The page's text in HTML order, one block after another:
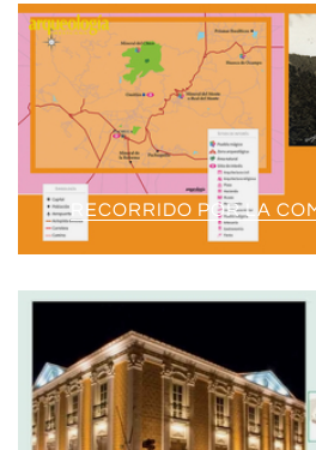
RECORRIDO POR LA